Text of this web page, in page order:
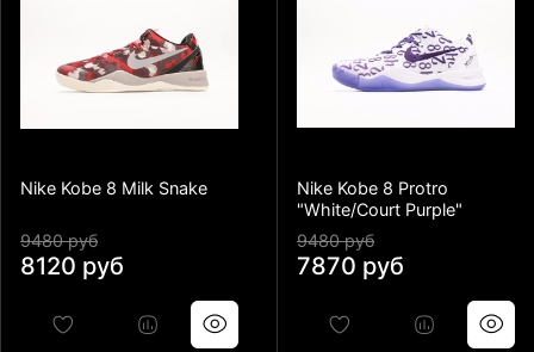
Nike Kobe 8 Milk Snake
9480 руб
8120 руб
Nike Kobe 8 Protro
"White/Court Purple"
9480 руб
7870 руб